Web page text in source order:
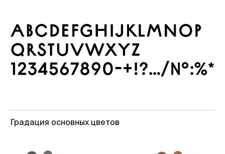
Градация основных цветов